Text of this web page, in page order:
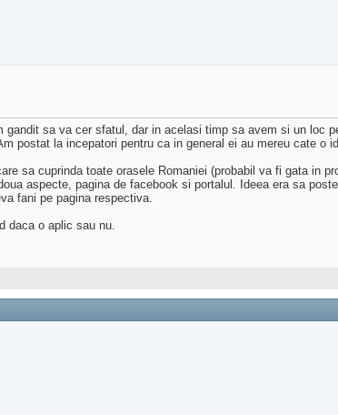
sa va cer sfatul, dar in acelasi timp sa avem si un loc
postat la incepatori pentru ca in general ei au mereu cate o
sa cuprinda toate orasele Romaniei (probabil va fi gata in
aspecte, pagina de facebook si portalul. Ideea era sa
fani pe pagina respectiva.
daca o aplic sau nu.